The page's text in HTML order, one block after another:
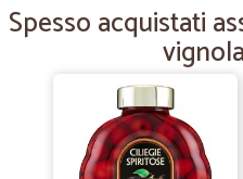
sito, dunque non posso che
—Trustpilot
Il mio supermercato
Spesso acquistati